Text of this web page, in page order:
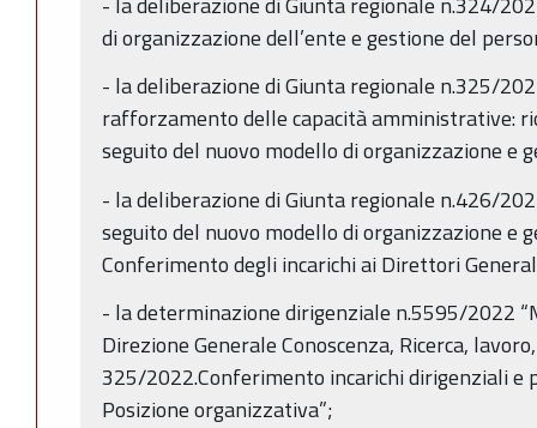
di organizzazione dell’ente e gestione del
- la deliberazione di Giunta regionale n.325/
rafforzamento delle capacità amministrative:
seguito del nuovo modello di organizzazione e
- la deliberazione di Giunta regionale n.426/
seguito del nuovo modello di organizzazione e
Conferimento degli incarichi ai Direttori
- la determinazione dirigenziale n.5595/2022
Direzione Generale Conoscenza, Ricerca,
325/2022.Conferimento incarichi dirigenziali e
Posizione organizzativa”;